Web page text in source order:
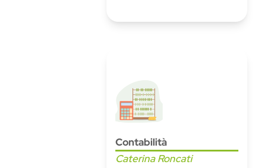
Contabilità
Caterina Roncati